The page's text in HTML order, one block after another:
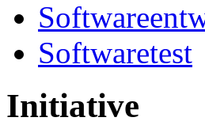
Softwaretest
Initiative